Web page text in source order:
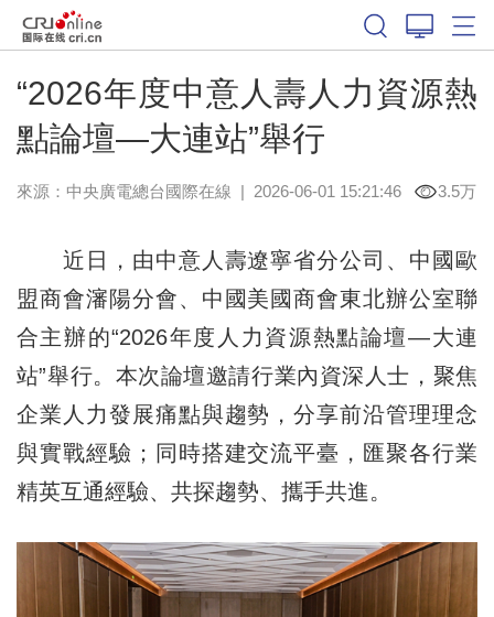
“2026年度中意人壽人力資源熱
點論壇—大連站”舉行
來源：中央廣電總台國際在線 | 2026-06-01 15:21:46 3.5万
近日，由中意人壽遼寧省分公司、中國歐
盟商會瀋陽分會、中國美國商會東北辦公室聯
合主辦的“2026年度人力資源熱點論壇—大連
站”舉行。本次論壇邀請行業內資深人士，聚焦
企業人力發展痛點與趨勢，分享前沿管理理念
與實戰經驗；同時搭建交流平臺，匯聚各行業
精英互通經驗、共探趨勢、攜手共進。